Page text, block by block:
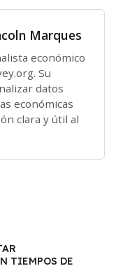
Marques
económico
Su
datos
económicas
clara y útil al
TIEMPOS DE